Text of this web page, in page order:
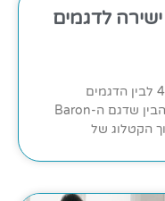
השוואה ישירה לדגמים
מי שמתלבט בין דגם ברויל קינג 420 לבין הדגמים
האחרים בטווח המחיר שלו, צריך להבין שדגם ה-Baron